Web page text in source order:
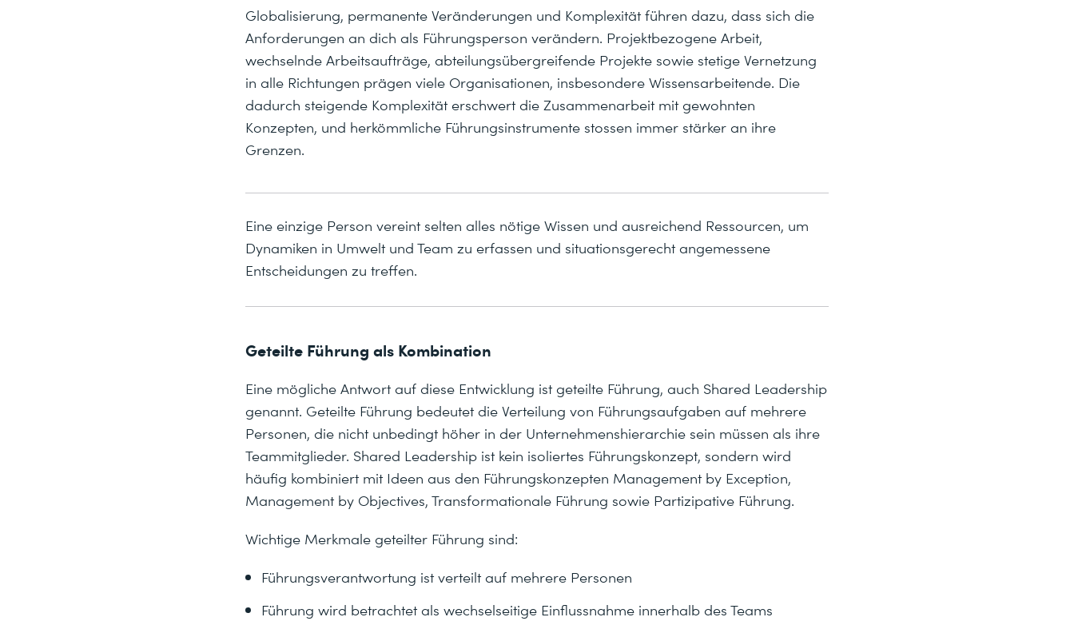
Globalisierung, permanente Veränderungen und Komplexität führen dazu, dass sich die
Anforderungen an dich als Führungsperson verändern. Projektbezogene Arbeit,
wechselnde Arbeitsaufträge, abteilungsübergreifende Projekte sowie stetige Vernetzung
in alle Richtungen prägen viele Organisationen, insbesondere Wissensarbeitende. Die
dadurch steigende Komplexität erschwert die Zusammenarbeit mit gewohnten
Konzepten, und herkömmliche Führungsinstrumente stossen immer stärker an ihre
Grenzen.
Eine einzige Person vereint selten alles nötige Wissen und ausreichend Ressourcen, um
Dynamiken in Umwelt und Team zu erfassen und situationsgerecht angemessene
Entscheidungen zu treffen.
Geteilte Führung als Kombination
Eine mögliche Antwort auf diese Entwicklung ist geteilte Führung, auch Shared Leadership
genannt. Geteilte Führung bedeutet die Verteilung von Führungsaufgaben auf mehrere
Personen, die nicht unbedingt höher in der Unternehmenshierarchie sein müssen als ihre
Teammitglieder. Shared Leadership ist kein isoliertes Führungskonzept, sondern wird
häufig kombiniert mit Ideen aus den Führungskonzepten Management by Exception,
Management by Objectives, Transformationale Führung sowie Partizipative Führung.
Wichtige Merkmale geteilter Führung sind:
Führungsverantwortung ist verteilt auf mehrere Personen
Führung wird betrachtet als wechselseitige Einflussnahme innerhalb des Teams